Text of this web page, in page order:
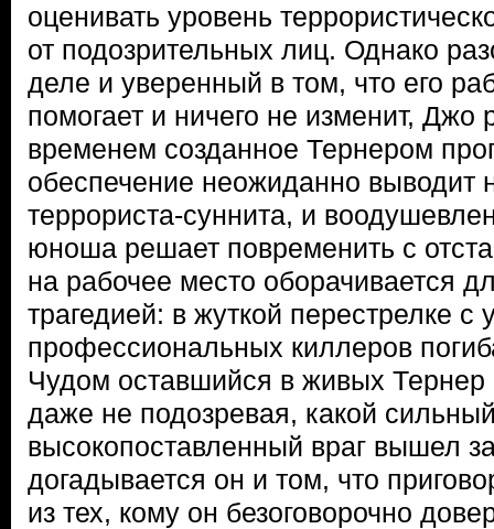
оценивать уровень
от подозрительных лиц. Однако
деле и уверенный в том, что его
помогает и ничего не изменит, Джо
временем созданное Тернером
обеспечение неожиданно выводит
террориста-суннита, и
юноша решает повременить с
на рабочее место оборачивается
трагедией: в жуткой перестрелке с
профессиональных киллеров
Чудом оставшийся в живых Тернер
даже не подозревая, какой
высокопоставленный враг вышел
догадывается он и том, что
из тех, кому он безоговорочно